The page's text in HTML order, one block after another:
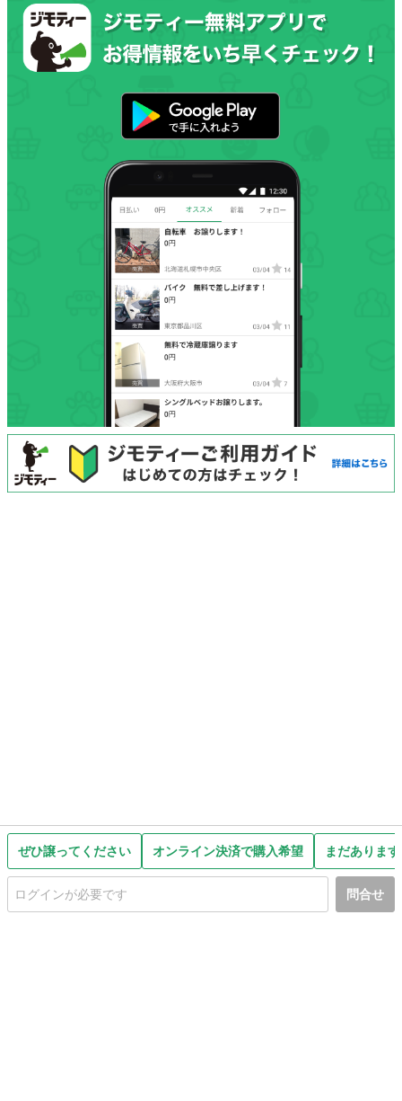
ぜひ譲ってください オンライン決済で購入希望 まだありま
問合せ